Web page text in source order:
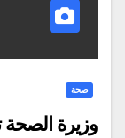
صحة
وزيرة